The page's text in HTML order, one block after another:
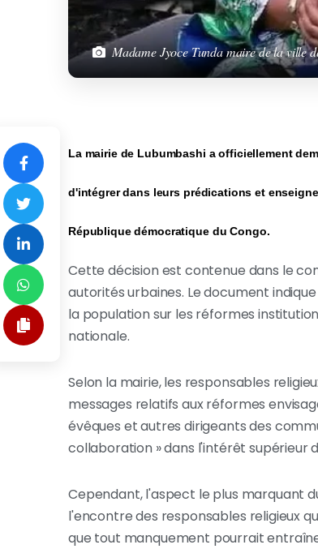
Madame Jyoce Tunda maire de la ville
La mairie de Lubumbashi a officiellement
d'intégrer dans leurs prédications et
République démocratique du Congo.
Cette décision est contenue dans le
autorités urbaines. Le document
la population sur les réformes
nationale.
Selon la mairie, les responsables
messages relatifs aux réformes
évêques et autres dirigeants des
collaboration » dans l'intérêt supérieur
Cependant, l'aspect le plus marquant
l'encontre des responsables religieux
que tout manquement pourrait